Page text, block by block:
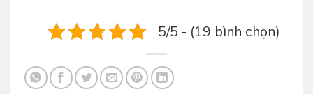
5/5 - (19 bình chọn)